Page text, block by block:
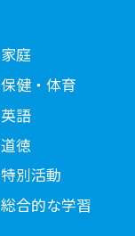
家庭
保健・体育
英語
道徳
特別活動
総合的な学習